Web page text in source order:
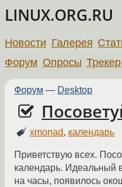
LINUX.ORG.RU
Новости Галерея
Форум Опросы Трекер
Форум — Desktop
xmonad, календарь
Приветствую всех.
календарь. Идеальный
на часы, появилось